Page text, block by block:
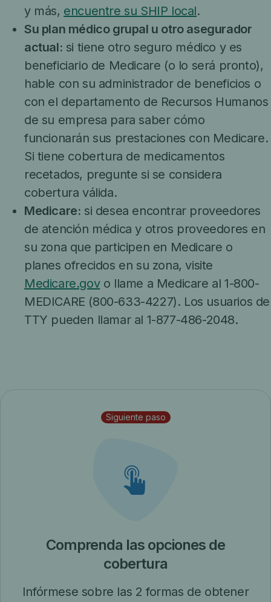
y más, encuentre su SHIP local.
Su plan médico grupal u otro asegurador
actual: si tiene otro seguro médico y es
beneficiario de Medicare (o lo será pronto),
hable con su administrador de beneficios o
con el departamento de Recursos Humanos
de su empresa para saber cómo
funcionarán sus prestaciones con Medicare.
Si tiene cobertura de medicamentos
recetados, pregunte si se considera
cobertura válida.
Medicare: si desea encontrar proveedores
de atención médica y otros proveedores en
su zona que participen en Medicare o
planes ofrecidos en su zona, visite
Medicare.govo llame a Medicare al 1-800-
MEDICARE (800-633-4227). Los usuarios de
TTY pueden llamar al 1-877-486-2048.
Siguiente paso
Comprenda las opciones de
cobertura
Infórmese sobre las 2 formas de obtener